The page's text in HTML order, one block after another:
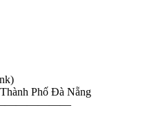
Phố Đà Nẵng